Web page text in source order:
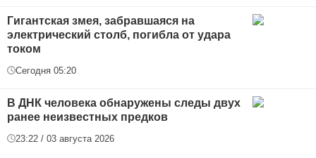
Гигантская змея, забравшаяся на
электрический столб, погибла от удара
током
Сегодня 05:20
В ДНК человека обнаружены следы двух
ранее неизвестных предков
23:22 / 03 августа 2026